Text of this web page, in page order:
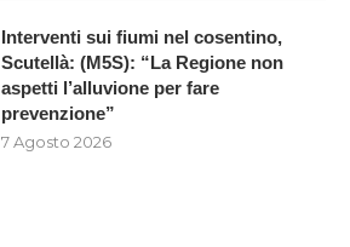
Interventi sui fiumi nel cosentino,
Scutellà: (M5S): “La Regione non
aspetti l’alluvione per fare
prevenzione”
7 Agosto 2026